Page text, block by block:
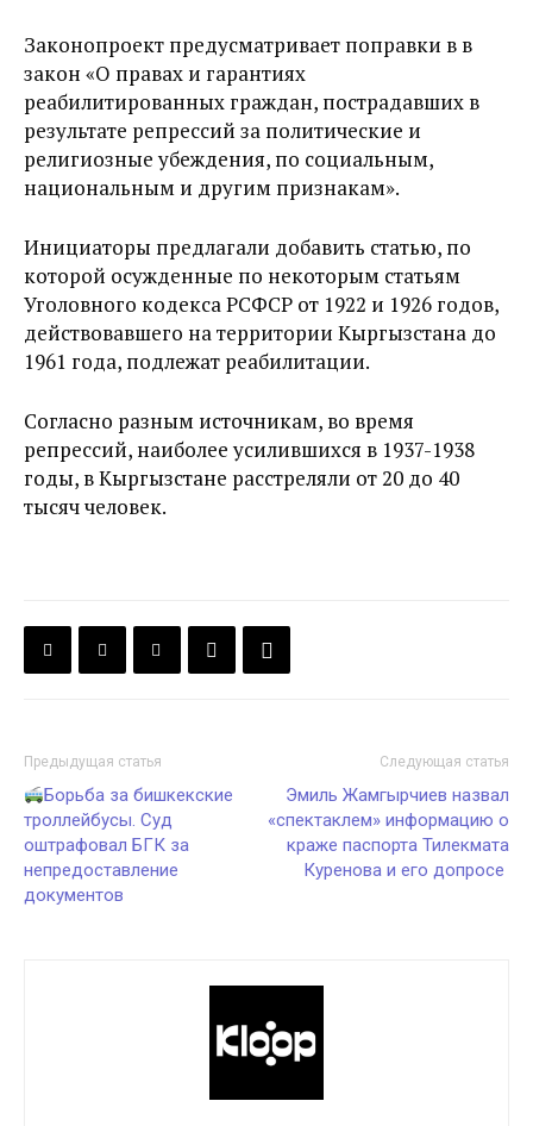
Законопроект предусматривает поправки в в
закон «О правах и гарантиях
реабилитированных граждан, пострадавших в
результате репрессий за политические и
религиозные убеждения, по социальным,
национальным и другим признакам».
Инициаторы предлагали добавить статью, по
которой осужденные по некоторым статьям
Уголовного кодекса РСФСР от 1922 и 1926 годов,
действовавшего на территории Кыргызстана до
1961 года, подлежат реабилитации.
Согласно разным источникам, во время
репрессий, наиболее усилившихся в 1937-1938
годы, в Кыргызстане расстреляли от 20 до 40
тысяч человек.
Предыдущая статья
Борьба за бишкекские
троллейбусы. Суд
оштрафовал БГК за
непредоставление
документов
Следующая статья
Эмиль Жамгырчиев назвал
«спектаклем» информацию о
краже паспорта Тилекмата
Куренова и его допросе